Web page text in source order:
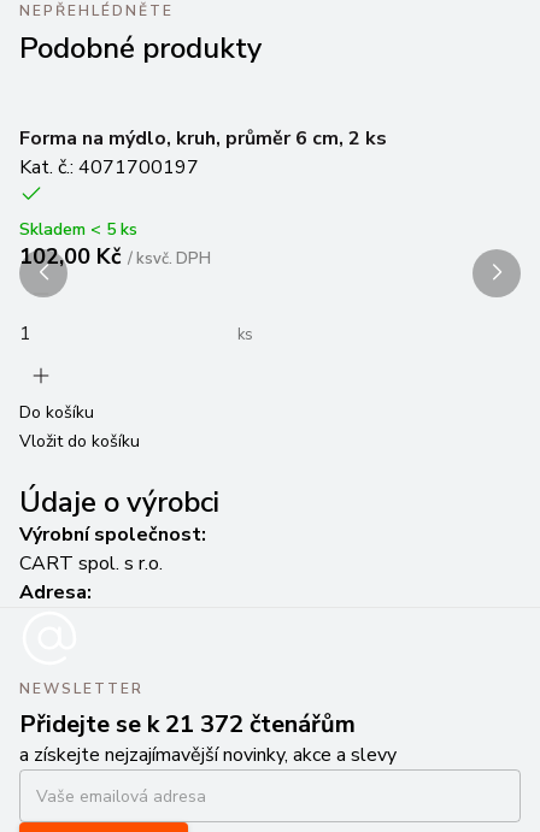
NEPŘEHLÉDNĚTE
Podobné produkty
Forma na mýdlo, kruh, průměr 6 cm, 2 ks
Kat. č.: 4071700197
Skladem < 5 ks
102,00 Kč /ksvč. DPH
ks
Do košíku
Vložit do košíku
Údaje o výrobci
Výrobní společnost:
CART spol. s r.o.
Adresa:
NEWSLETTER
Přidejte se k 21 372 čtenářům
a získejte nejzajímavější novinky, akce a slevy